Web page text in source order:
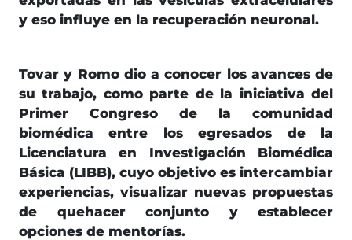
y eso influye en la recuperación neuronal.
Tovar y Romo dio a conocer los avances de
su trabajo, como parte de la iniciativa del
Primer Congreso de la comunidad
biomédica entre los egresados de la
Licenciatura en Investigación Biomédica
Básica (LIBB), cuyo objetivo es intercambiar
experiencias, visualizar nuevas propuestas
de quehacer conjunto y establecer
opciones de mentorías.